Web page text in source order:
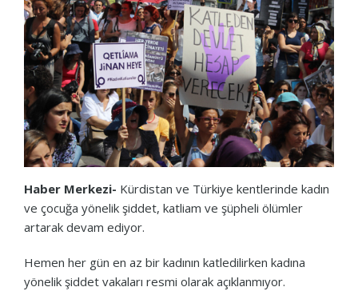
Haber Merkezi- Kürdistan ve Türkiye kentlerinde kadın
ve çocuğa yönelik şiddet, katliam ve şüpheli ölümler
artarak devam ediyor.
Hemen her gün en az bir kadının katledilirken kadına
yönelik şiddet vakaları resmi olarak açıklanmıyor.